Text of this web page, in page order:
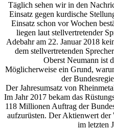
Täglich sehen wir in den
Einsatz gegen kurdische
Einsatz schon vor Wochen
liegen laut stellvertretender
Adebahr am 22. Januar 2018
dem stellvertretenden
Oberst Neumann ist
Möglicherweise ein Grund,
der
Der Jahresumsatz von
Im Jahr 2017 bekam das
118 Millionen Auftrag der
aufzurüsten. Der Aktienwert der
im letzten